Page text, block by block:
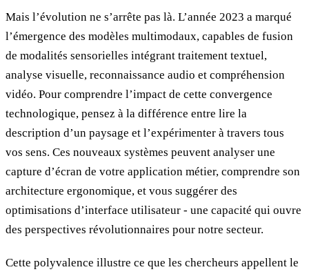
Mais l’évolution ne s’arrête pas là. L’année 2023 a marqué
l’émergence des modèles multimodaux, capables de fusion
de modalités sensorielles intégrant traitement textuel,
analyse visuelle, reconnaissance audio et compréhension
vidéo. Pour comprendre l’impact de cette convergence
technologique, pensez à la différence entre lire la
description d’un paysage et l’expérimenter à travers tous
vos sens. Ces nouveaux systèmes peuvent analyser une
capture d’écran de votre application métier, comprendre son
architecture ergonomique, et vous suggérer des
optimisations d’interface utilisateur - une capacité qui ouvre
des perspectives révolutionnaires pour notre secteur.
Cette polyvalence illustre ce que les chercheurs appellent le